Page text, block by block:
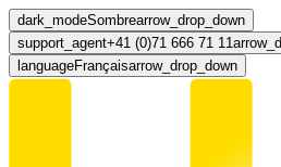
dark_modeSombrearrow_drop_down
support_agent+41 (0)71 666 71 11
languageFrançaisarrow_drop_down